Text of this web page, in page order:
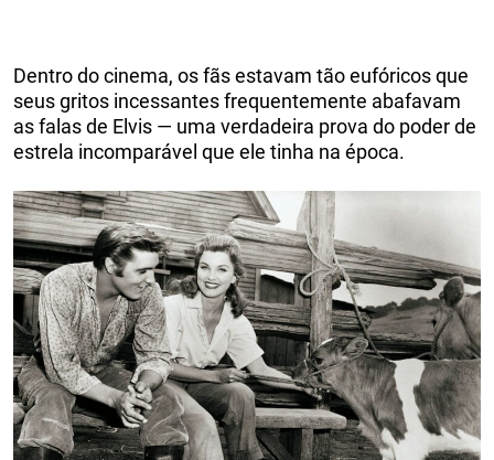
Dentro do cinema, os fãs estavam tão eufóricos que
seus gritos incessantes frequentemente abafavam
as falas de Elvis — uma verdadeira prova do poder de
estrela incomparável que ele tinha na época.